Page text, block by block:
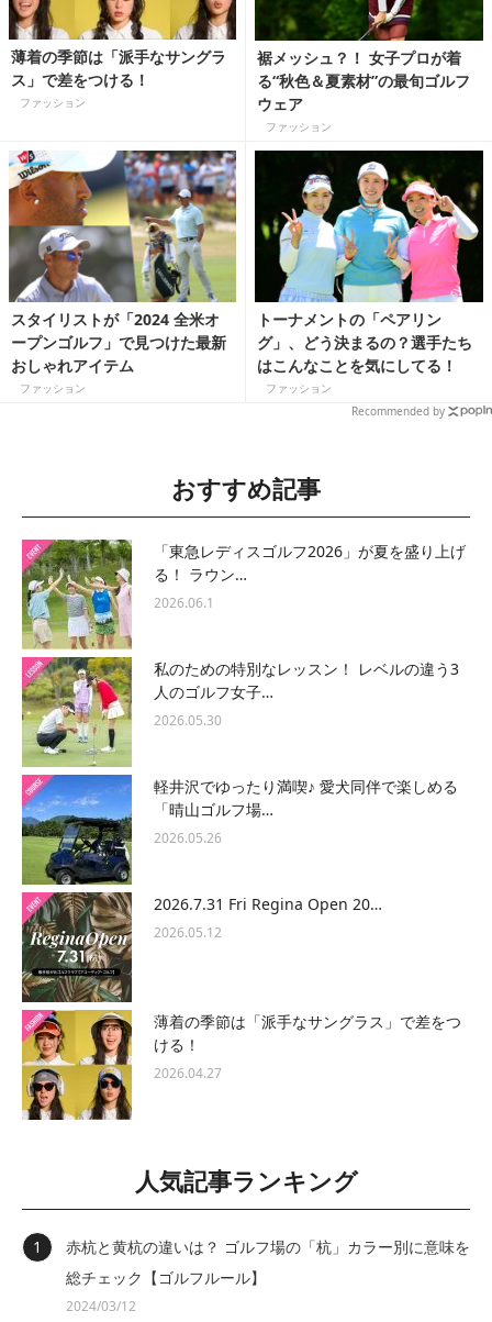
薄着の季節は「派手なサングラ
ス」で差をつける！
ファッション
裾メッシュ？！ 女子プロが着
る“秋色＆夏素材”の最旬ゴルフ
ウェア
ファッション
スタイリストが「2024 全米オ
ープンゴルフ」で見つけた最新
おしゃれアイテム
ファッション
トーナメントの「ペアリン
グ」、どう決まるの？選手たち
はこんなことを気にしてる！
ファッション
Recommended by
おすすめ記事
「東急レディスゴルフ2026」が夏を盛り上げ
る！ ラウン…
2026.06.1
私のための特別なレッスン！ レベルの違う3
人のゴルフ女子…
2026.05.30
軽井沢でゆったり満喫♪ 愛犬同伴で楽しめる
「晴山ゴルフ場…
2026.05.26
2026.7.31 Fri Regina Open 20…
2026.05.12
薄着の季節は「派手なサングラス」で差をつ
ける！
2026.04.27
人気記事ランキング
赤杭と黄杭の違いは？ ゴルフ場の「杭」カラー別に意味を
総チェック【ゴルフルール】
2024/03/12